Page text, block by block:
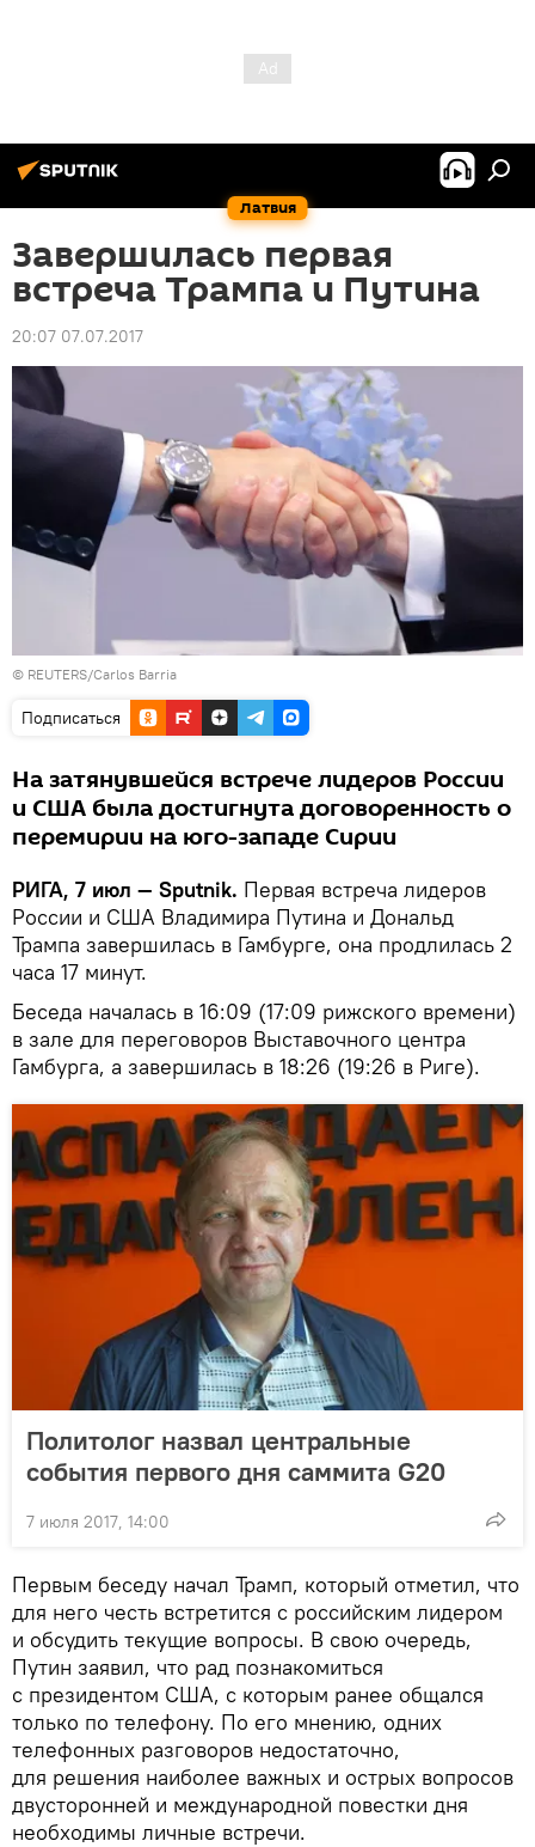
Латвия
Завершилась первая
встреча Трампа и Путина
20:07 07.07.2017
© REUTERS/Carlos Barria
Подписаться
На затянувшейся встрече лидеров России
и США была достигнута договоренность о
перемирии на юго-западе Сирии
РИГА, 7 июл — Sputnik. Первая встреча лидеров
России и США Владимира Путина и Дональд
Трампа завершилась в Гамбурге, она продлилась 2
часа 17 минут.
Беседа началась в 16:09 (17:09 рижского времени)
в зале для переговоров Выставочного центра
Гамбурга, а завершилась в 18:26 (19:26 в Риге).
Политолог назвал центральные
события первого дня саммита G20
7 июля 2017, 14:00
Первым беседу начал Трамп, который отметил, что
для него честь встретится с российским лидером
и обсудить текущие вопросы. В свою очередь,
Путин заявил, что рад познакомиться
с президентом США, с которым ранее общался
только по телефону. По его мнению, одних
телефонных разговоров недостаточно,
для решения наиболее важных и острых вопросов
двусторонней и международной повестки дня
необходимы личные встречи.